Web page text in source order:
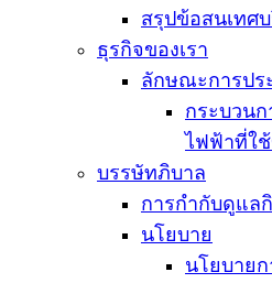
สรุปข้อสนเทศ
ธุรกิจของเรา
ลักษณะการปร
กระบวน
ไฟฟ้าที่ใช้
บรรษัทภิบาล
การกำกับดูแล
นโยบาย
นโยบาย